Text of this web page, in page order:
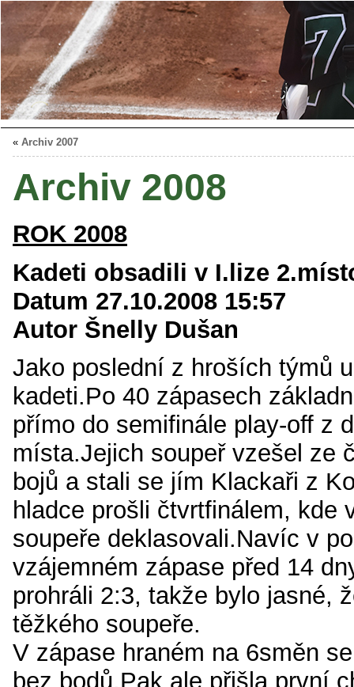
« Archiv 2007
Archiv 2008
ROK 2008
Kadeti obsadili v I.lize
Datum 27.10.2008 15:57
Autor Šnelly Dušan
Jako poslední z hroších týmů
kadeti.Po 40 zápasech
přímo do semifinále play-off z
místa.Jejich soupeř vzešel ze
bojů a stali se jím Klackaři z
hladce prošli čtvrtfinálem, kde
soupeře deklasovali.Navíc v
vzájemném zápase před 14
prohráli 2:3, takže bylo jasné,
těžkého soupeře.
V zápase hraném na 6směn
bez bodů.Pak ale přišla první